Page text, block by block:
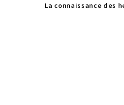
La connaissance des